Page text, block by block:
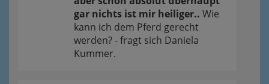
gar nichts ist mir heiliger.. Wie
kann ich dem Pferd gerecht
werden? - fragt sich Daniela
Kummer.